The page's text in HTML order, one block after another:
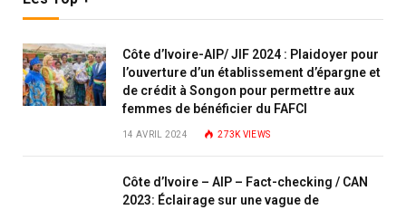
Côte d’Ivoire-AIP/ JIF 2024 : Plaidoyer pour
l’ouverture d’un établissement d’épargne et
de crédit à Songon pour permettre aux
femmes de bénéficier du FAFCI
14 AVRIL 2024 273K VIEWS
Côte d’Ivoire – AIP – Fact-checking / CAN
2023: Éclairage sur une vague de